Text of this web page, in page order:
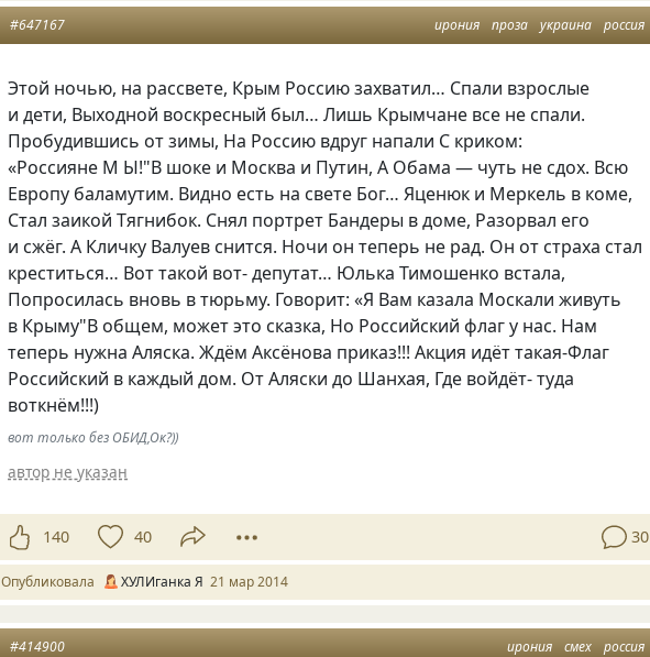
ирония проза украина россия
#647167
Этой ночью, на рассвете, Крым Россию захватил… Спали взрослые
и дети, Выходной воскресный был… Лишь Крымчане все не спали.
Пробудившись от зимы, На Россию вдруг напали С криком:
«Россияне М Ы!"В шоке и Москва и Путин, А Обама — чуть не сдох. Всю
Европу баламутим. Видно есть на свете Бог… Яценюк и Меркель в коме,
Стал заикой Тягнибок. Снял портрет Бандеры в доме, Разорвал его
и сжёг. А Кличку Валуев снится. Ночи он теперь не рад. Он от страха стал
креститься… Вот такой вот- депутат… Юлька Тимошенко встала,
Попросилась вновь в тюрьму. Говорит: «Я Вам казала Москали живуть
в Крыму"В общем, может это сказка, Но Российский флаг у нас. Нам
теперь нужна Аляска. Ждём Аксёнова приказ!!! Акция идёт такая-Флаг
Российский в каждый дом. От Аляски до Шанхая, Где войдёт- туда
воткнём!!!)
вот только без ОБИД,Ок?))
автор не указан
140 40 30
Опубликовала ХУЛИганка Я 21 мар 2014
ирония смех россия
#414900